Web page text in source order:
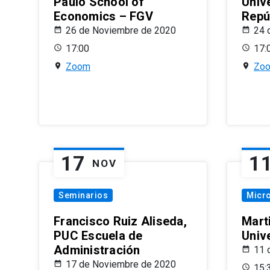
Economics – FGV
26 de Noviembre de 2020
17:00
Zoom
24
17 NOV
Seminarios
Francisco Ruiz Aliseda,
PUC Escuela de
Administración
17 de Noviembre de 2020
11